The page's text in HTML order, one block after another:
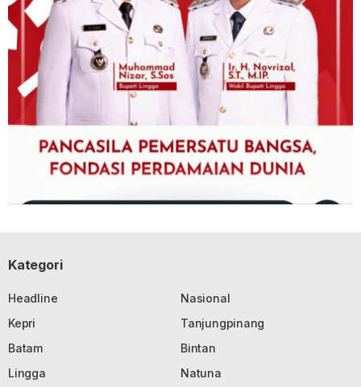
Kategori
Headline
Nasional
Kepri
Tanjungpinang
Batam
Bintan
Lingga
Natuna